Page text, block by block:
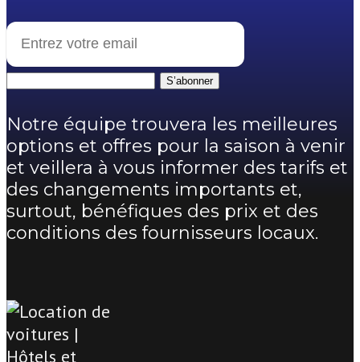
S’abonner
Notre équipe trouvera les meilleures
options et offres pour la saison à venir
et veillera à vous informer des tarifs et
des changements importants et,
surtout, bénéfiques des prix et des
conditions des fournisseurs locaux.